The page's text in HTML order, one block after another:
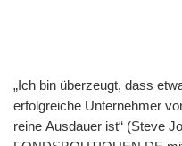
Hill: Ihr Fonds ist seit gut
Erfahrung haben Sie in
Wünsche für die nächsten
hatten wir vor allem mit
„Ich bin überzeugt, dass
erfolgreiche Unternehmer
reine Ausdauer ist“ (Steve